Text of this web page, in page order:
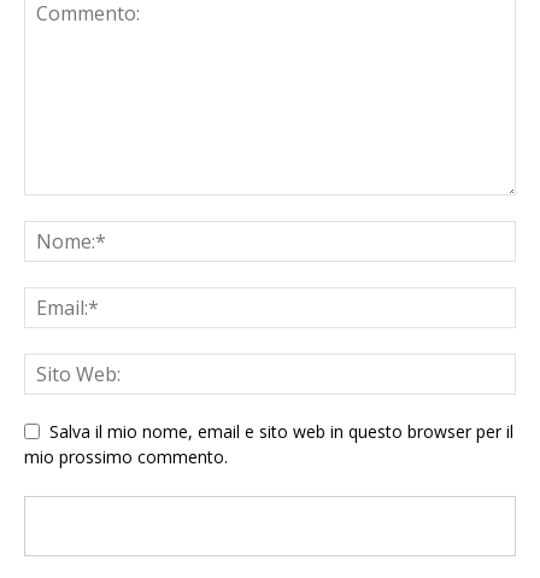
Salva il mio nome, email e sito web in questo browser per il
mio prossimo commento.